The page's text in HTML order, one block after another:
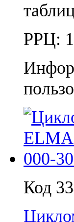
РРЦ:
Код